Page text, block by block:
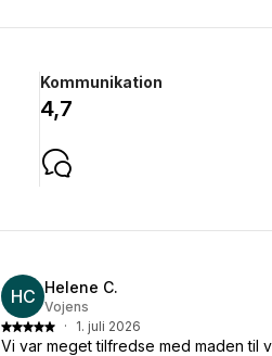
Kommunikation
4,7
HC Helene C.
Vojens
·
1. juli 2026
Vi var meget tilfredse med maden til